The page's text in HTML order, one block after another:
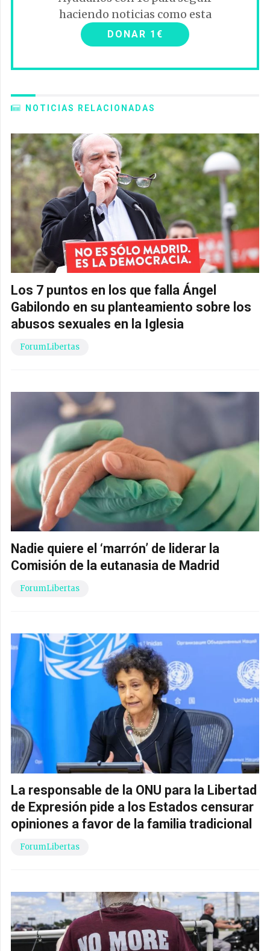
haciendo noticias como esta
DONAR 1€
NOTICIAS RELACIONADAS
Los 7 puntos en los que falla Ángel
Gabilondo en su planteamiento sobre los
abusos sexuales en la Iglesia
ForumLibertas
Nadie quiere el ‘marrón’ de liderar la
Comisión de la eutanasia de Madrid
ForumLibertas
La responsable de la ONU para la Libertad
de Expresión pide a los Estados censurar
opiniones a favor de la familia tradicional
ForumLibertas